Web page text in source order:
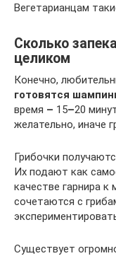
Вегетарианцам
Сколько
целиком
Конечно,
готовятся
время – 15–20
желательно, иначе
Грибочки
Их подают как
качестве гарнира к
сочетаются с
Существует